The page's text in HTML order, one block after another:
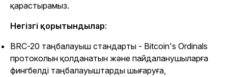
қарастырамыз.
Негізгі қорытындылар:
BRC-20 таңбалауыш стандарты - Bitcoin's Ordinals
протоколын қолданатын және пайдаланушыларға
фингбелді таңбалауыштарды шығаруға,